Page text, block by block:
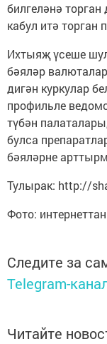
билгеләнә
кабул итә торган
Ихтыяҗ үсеше
бәяләр
дигән куркулар
профильле
түбән
булса
бәяләрне
Тулырак: http://
Фото: интернеттан
Следите за
Telegram-
Читайте